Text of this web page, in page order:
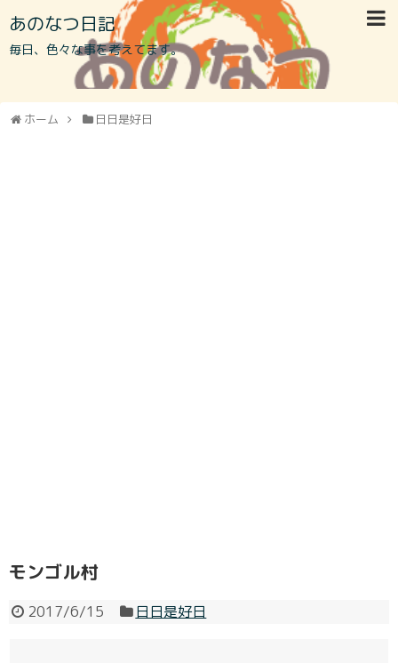
あのなつ日記
毎日、色々な事を考えてます。
ホーム 日日是好日
モンゴル村
2017/6/15 日日是好日